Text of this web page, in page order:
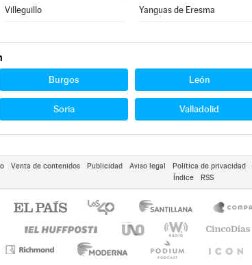
Villeguillo Yanguas de Eresma
Burgos León
Soria Valladolid
Venta de contenidos Publicidad Aviso legal Política de privacidad
Índice
RSS